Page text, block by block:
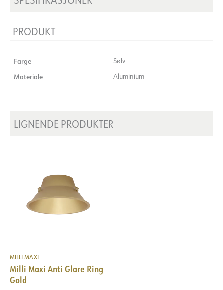
PRODUKT
Farge Sølv
Materiale Aluminium
LIGNENDE PRODUKTER
MILLI MAXI
Milli Maxi Anti Glare Ring
Gold